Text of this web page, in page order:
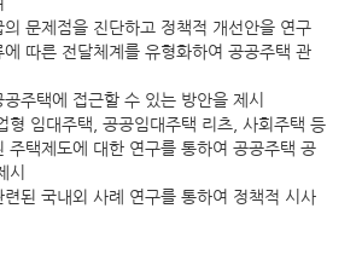
의 문제점을 진단하고 정책적 개선안을 연구
에 따른 전달체계를 유형화하여 공공주택 관
주택에 접근할 수 있는 방안을 제시
형 임대주택, 공공임대주택 리츠, 사회주택 등
주택제도에 대한 연구를 통하여 공공주택 공
시
련된 국내외 사례 연구를 통하여 정책적 시사